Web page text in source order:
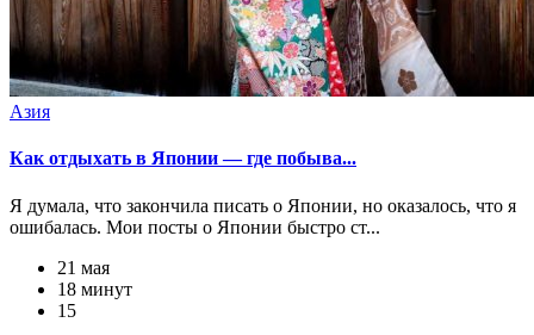
Азия
Как отдыхать в Японии — где побыва...
Я думала, что закончила писать о Японии, но оказалось, что я
ошибалась. Мои посты о Японии быстро ст...
21 мая
18 минут
15